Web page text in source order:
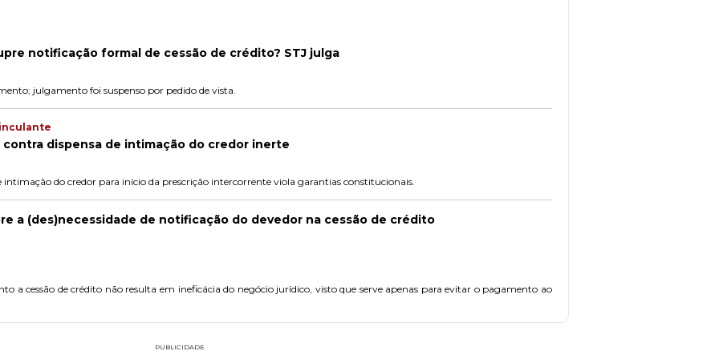
notificação formal de cessão de crédito? STJ julga
julgamento foi suspenso por pedido de vista.
contra dispensa de intimação do credor inerte
do credor para início da prescrição intercorrente viola garantias constitucionais.
a (des)necessidade de notificação do devedor na cessão de crédito
a cessão de crédito não resulta em ineficácia do negócio jurídico, visto que serve apenas para evitar o pagamento ao
PUBLICIDADE